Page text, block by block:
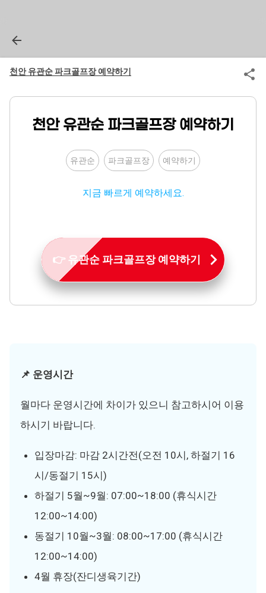
천안 유관순 파크골프장 예약하기
천안 유관순 파크골프장 예약하기
유관순 파크골프장 예약하기
지금 빠르게 예약하세요.
👉 유관순 파크골프장 예약하기
📌 운영시간
월마다 운영시간에 차이가 있으니 참고하시어 이용
하시기 바랍니다.
입장마감: 마감 2시간전(오전 10시, 하절기 16
시/동절기 15시)
하절기 5월~9월: 07:00~18:00 (휴식시간
12:00~14:00)
동절기 10월~3월: 08:00~17:00 (휴식시간
12:00~14:00)
4월 휴장(잔디생육기간)